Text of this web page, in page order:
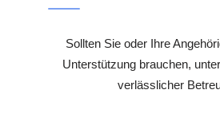
Sollten Sie oder Ihre
Unterstützung brauchen,
verlässlicher